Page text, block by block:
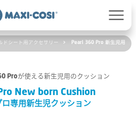
ドシート用アクセサリー Pearl 360 Pro 新生児用
Proが使える新生児用のクッション
New born Cushion
専用新生児クッション